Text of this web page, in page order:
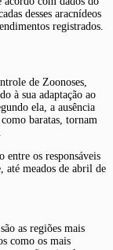
desses aracnídeos
registrados.
de Zoonoses,
à sua adaptação ao
ela, a ausência
baratas, tornam
entre os responsáveis
até meados de abril de
as regiões mais
como os mais